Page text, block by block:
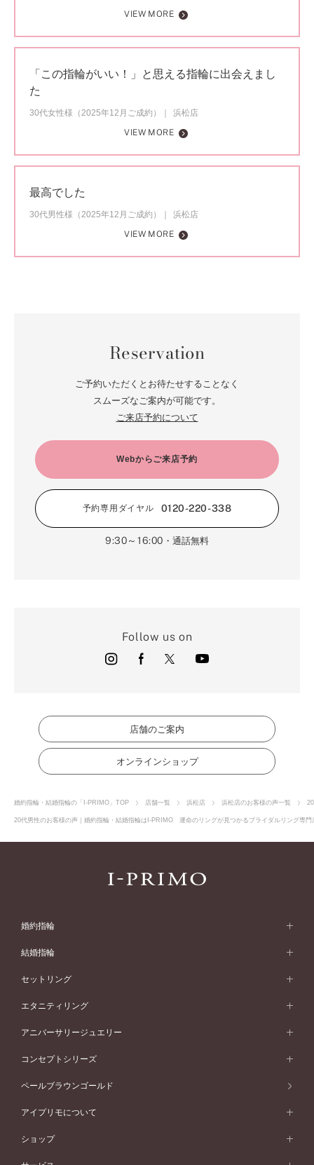
VIEW MORE
「この指輪がいい！」と思える指輪に出会えまし
た
30代女性様（2025年12月ご成約）
浜松店
VIEW MORE
最高でした
30代男性様（2025年12月ご成約）
浜松店
VIEW MORE
Reservation
ご予約いただくとお待たせすることなく
スムーズなご案内が可能です。
ご来店予約について
Webからご来店予約
予約専用ダイヤル 0120-220-338
9:30～16:00 ・通話無料
Follow us on
店舗のご案内
オンラインショップ
婚約指輪・結婚指輪の「I-PRIMO」TOP 店舗一覧 浜松店 浜松店のお客様の声一覧
20代男性のお客様の声｜婚約指輪・結婚指輪はI-PRIMO 運命のリングが見つかるブライダルリング専
婚約指輪
婚約指輪 (エンゲージリング)
婚約指輪一覧
ピンクゴールド
ペールブラウンゴールド
ウェーブライン
V字ライン
ワンサイドメレ
ダブルサイドメレ
シンプル
フェミニン
モード
50万円台～
40万円台～
30万円台～
婚約指輪 人気ランキング
結婚指輪
結婚指輪 (マリッジリング)
結婚指輪一覧
ピンクゴールド
ペールブラウンゴールド
ウェーブライン
V字ライン
ワンメレ
セベラルメレ
シンプル
フェミニン
モード
50万円～
セットリング
セットリング
セットリング一覧
ピンクゴールド
ペールブラウンゴールド
エタニティリング
エタニティリング
エタニティリング一覧
ピンクゴールド
ペールブラウンゴールド
アニバーサリージュエリー
アニバーサリージュエリー
アニバーサリージュエリー一覧
ファッションリング
コンセプトシリーズ
コンセプトシリーズ
オリジンビリーフ
ペールブラウンゴールド
アイプリモについて
アイプリモについて
パーソナルハンド診断
ショップ
店舗一覧